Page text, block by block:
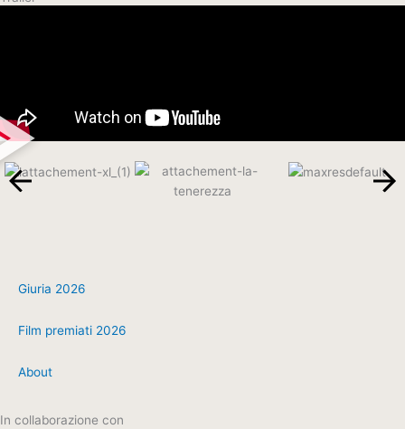
Giuria 2026
Film premiati 2026
About
In collaborazione con